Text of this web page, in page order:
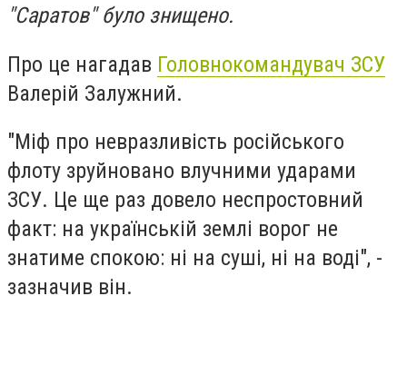
"Саратов" було знищено.
Про це нагадав Головнокомандувач ЗСУ
Валерій Залужний.
"Міф про невразливість російського
флоту зруйновано влучними ударами
ЗСУ. Це ще раз довело неспростовний
факт: на українській землі ворог не
знатиме спокою: ні на суші, ні на воді", -
зазначив він.